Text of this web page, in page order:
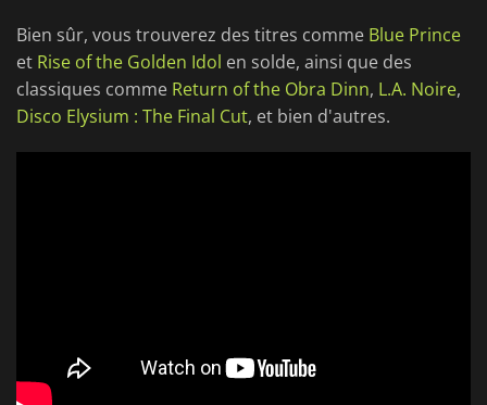
Bien sûr, vous trouverez des titres comme Blue Prince
et Rise of the Golden Idol en solde, ainsi que des
classiques comme Return of the Obra Dinn, L.A. Noire,
Disco Elysium : The Final Cut, et bien d'autres.